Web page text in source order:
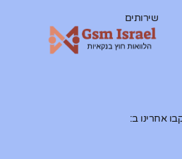
שירותים
אחרינו ב: